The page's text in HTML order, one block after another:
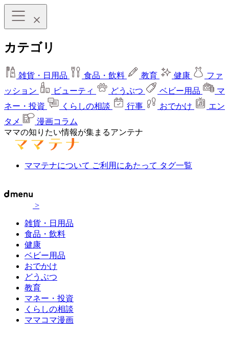
カテゴリ
雑貨・日用品 食品・飲料 教育 健康
ファ
ッション
ビューティ どうぶつ ベビー用品
マ
ネー・投資
くらしの相談 行事 おでかけ
エン
タメ
漫画コラム
ママの知りたい情報が集まるアンテナ
ママテナについて ご利用にあたって タグ一覧
>
雑貨・日用品
食品・飲料
健康
ベビー用品
おでかけ
どうぶつ
教育
マネー・投資
くらしの相談
ママコマ漫画